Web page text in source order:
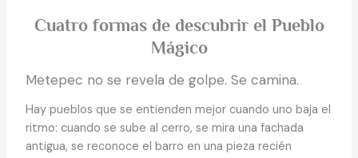
Cuatro formas de descubrir el Pueblo
Mágico
Metepec no se revela de golpe. Se camina.
Hay pueblos que se entienden mejor cuando uno baja el
ritmo: cuando se sube al cerro, se mira una fachada
antigua, se reconoce el barro en una pieza recién